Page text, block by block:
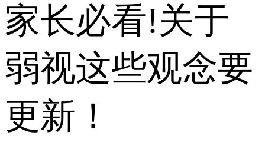
家长必看!关于
弱视这些观念要
更新！